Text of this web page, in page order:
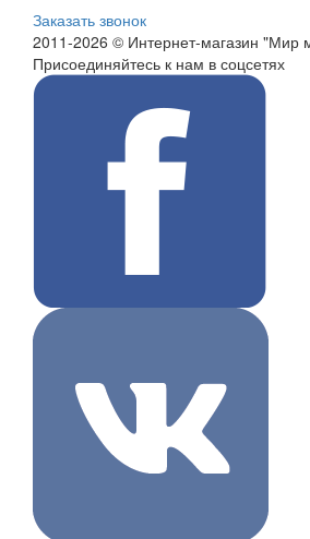
Заказать звонок
2011-2026 © Интернет-магазин "Мир
Присоединяйтесь к нам в соцсетях